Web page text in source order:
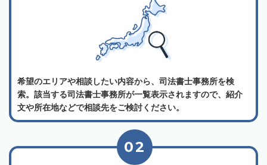
希望のエリアや相談したい内容から、司法書士事務所を検
索。該当する司法書士事務所が一覧表示されますので、紹介
文や所在地などで相談先をご検討ください。
02